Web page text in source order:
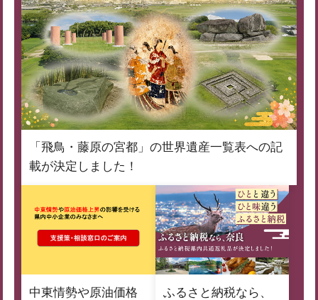
「飛鳥・藤原の宮都」の世界遺産一覧表への記
載が決定しました！
中東情勢や原油価格
ふるさと納税なら、